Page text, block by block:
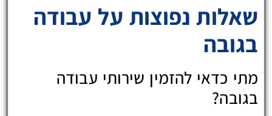
שאלות נפוצות על עבודה
בגובה
מתי כדאי להזמין שירותי עבודה
בגובה?